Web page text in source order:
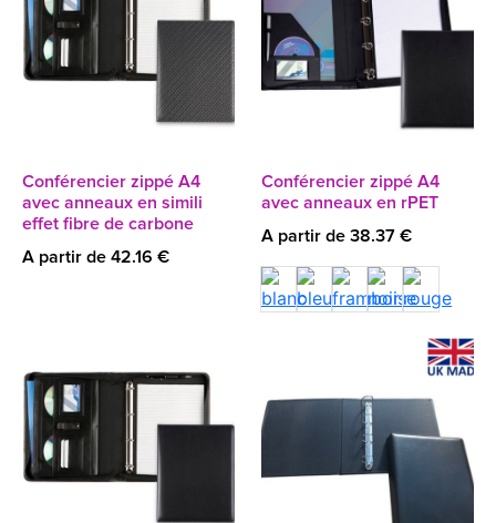
Conférencier zippé A4
avec anneaux en simili
effet fibre de carbone
A partir de 42.16 €
Conférencier zippé A4
avec anneaux en rPET
A partir de 38.37 €